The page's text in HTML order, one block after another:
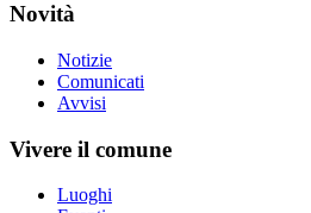
Novità
Notizie
Comunicati
Avvisi
Vivere il comune
Luoghi